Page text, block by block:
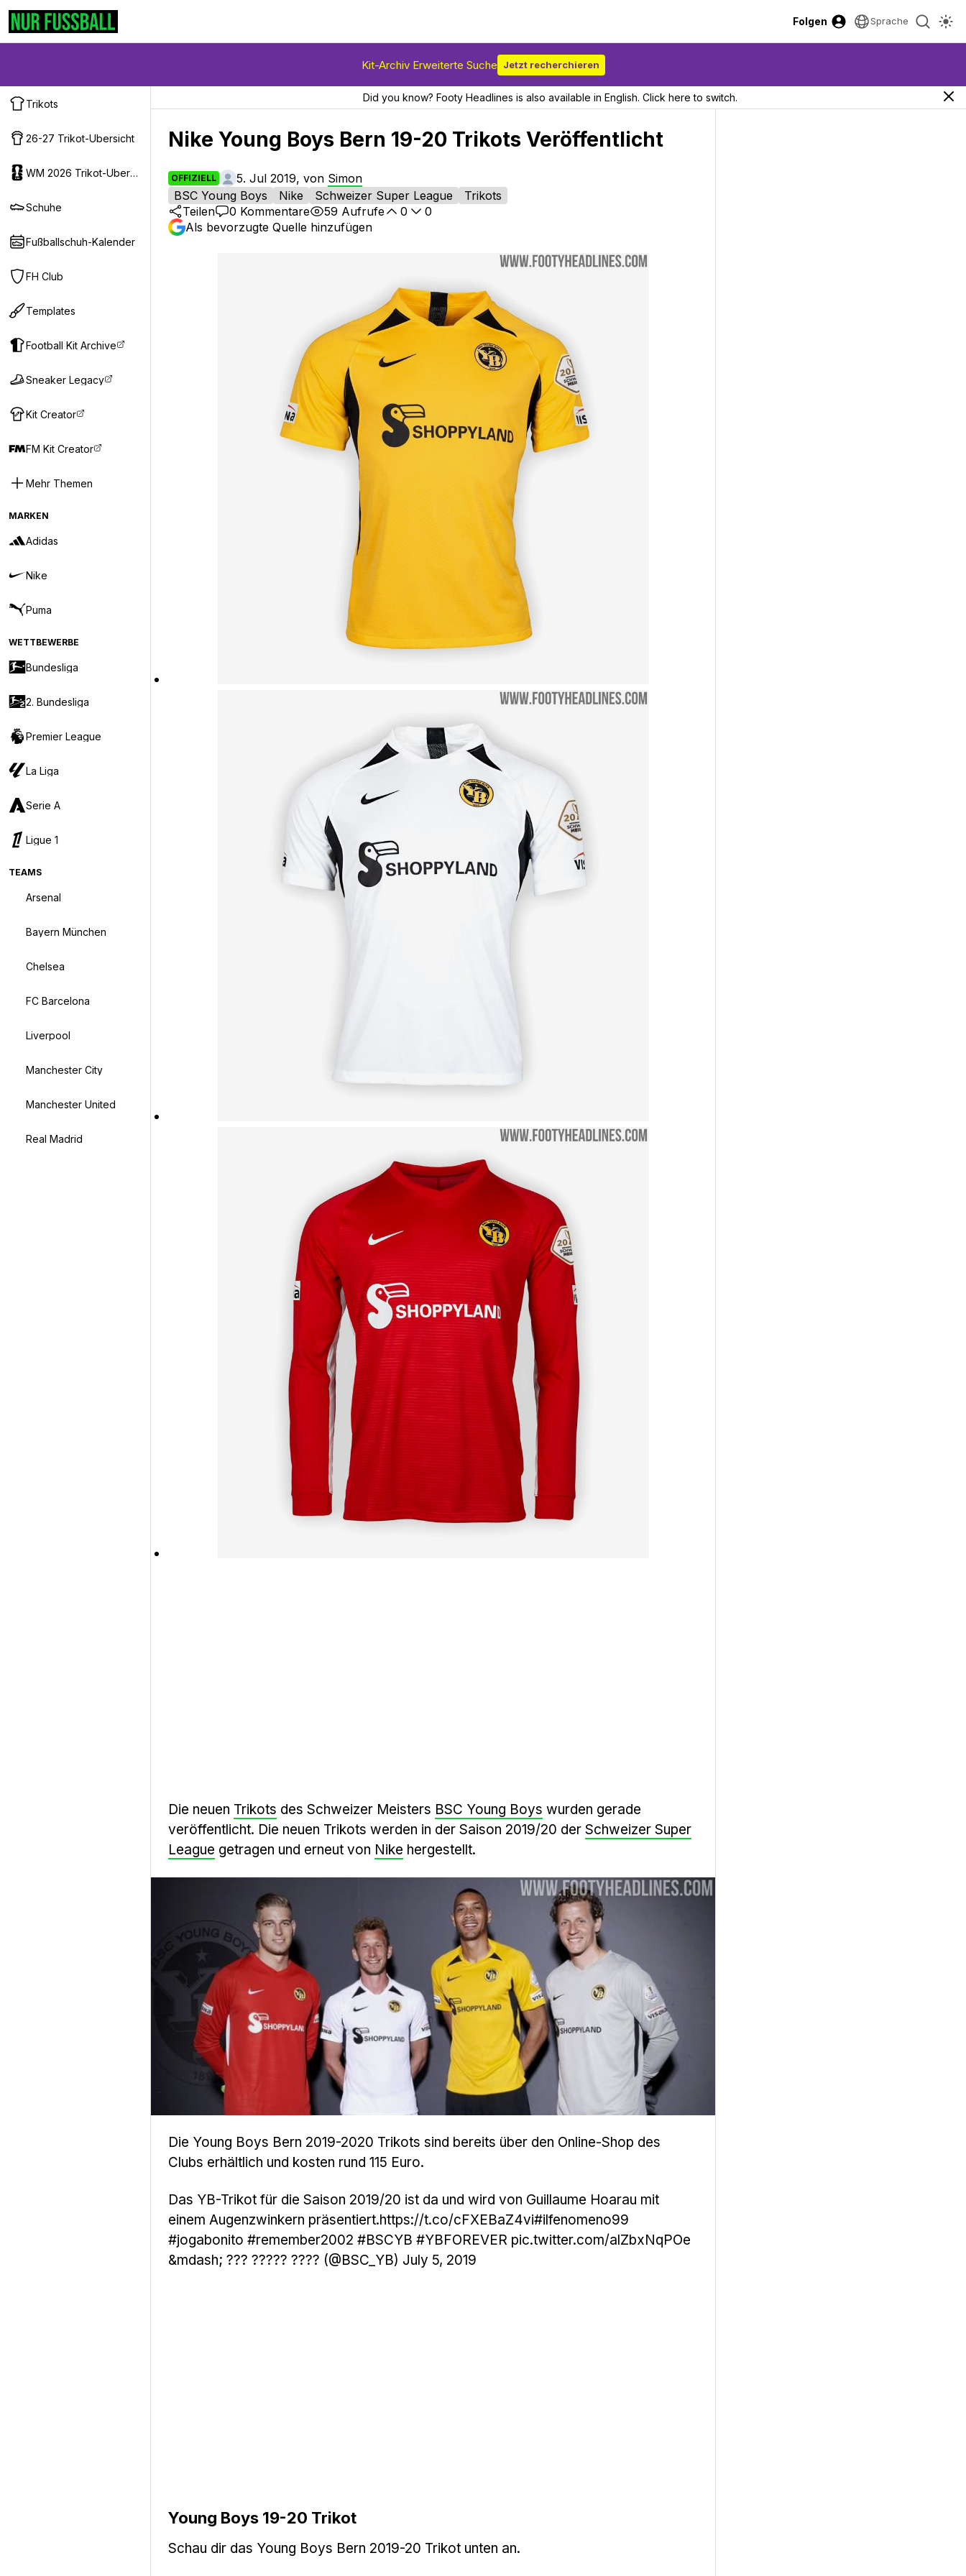
Folgen Sprache
Kit-Archiv Erweiterte Suche Jetzt recherchieren
Trikots
26-27 Trikot-Ubersicht
WM 2026 Trikot-Ubersicht
Schuhe
Fußballschuh-Kalender
FH Club
Templates
Football Kit Archive
Sneaker Legacy
Kit Creator
FM Kit Creator
Mehr Themen
MARKEN
Adidas
Nike
Puma
WETTBEWERBE
Bundesliga
2. Bundesliga
Premier League
La Liga
Serie A
Ligue 1
TEAMS
Arsenal
Bayern München
Chelsea
FC Barcelona
Liverpool
Manchester City
Manchester United
Real Madrid
Did you know? Footy Headlines is also available in English. Click here to switch.
Nike Young Boys Bern 19-20 Trikots Veröffentlicht
OFFIZIELL 5. Jul 2019, von Simon
BSC Young Boys
Nike Schweizer Super League
Trikots
Teilen
0 Kommentare 59 Aufrufe 0
0
Als bevorzugte Quelle hinzufügen
Die neuen Trikots des Schweizer Meisters BSC Young Boys wurden gerade
veröffentlicht. Die neuen Trikots werden in der Saison 2019/20 der Schweizer Super
League getragen und erneut von Nike hergestellt.
Die Young Boys Bern 2019-2020 Trikots sind bereits über den Online-Shop des
Clubs erhältlich und kosten rund 115 Euro.
Das YB-Trikot für die Saison 2019/20 ist da und wird von Guillaume Hoarau mit
einem Augenzwinkern präsentiert.https://t.co/cFXEBaZ4vi#ilfenomeno99
#jogabonito #remember2002 #BSCYB #YBFOREVER pic.twitter.com/alZbxNqPOe
&mdash; ??? ????? ???? (@BSC_YB) July 5, 2019
Young Boys 19-20 Trikot
Schau dir das Young Boys Bern 2019-20 Trikot unten an.